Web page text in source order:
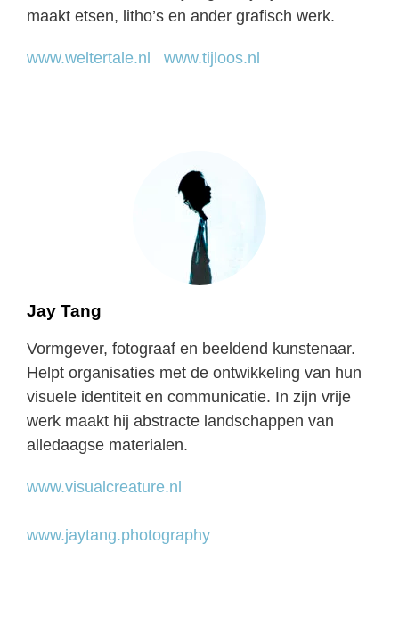
maakt etsen, litho’s en ander grafisch werk.
www.weltertale.nl www.tijloos.nl
Jay Tang
Vormgever, fotograaf en beeldend kunstenaar.
Helpt organisaties met de ontwikkeling van hun
visuele identiteit en communicatie. In zijn vrije
werk maakt hij abstracte landschappen van
alledaagse materialen.
www.visualcreature.nl
www.jaytang.photography